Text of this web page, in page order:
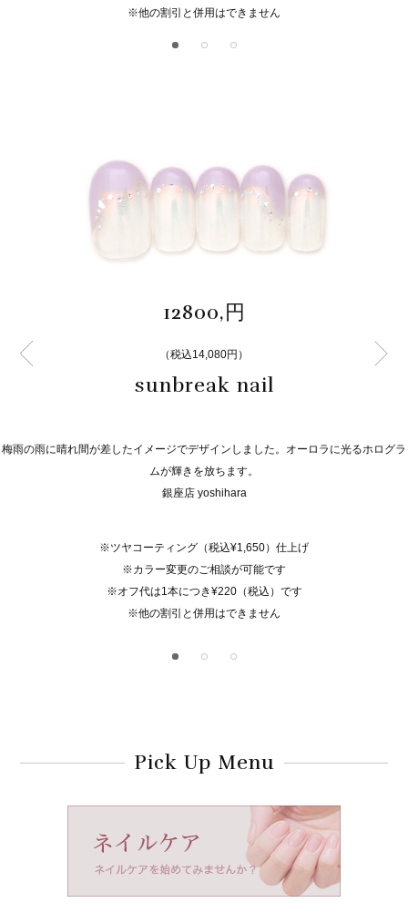
※他の割引と併用はできません
12800,円
（税込14,080円）
sunbreak nail
梅雨の雨に晴れ間が差したイメージでデザインしました。オーロラに光るホログラ
ムが輝きを放ちます。
銀座店 yoshihara
※ツヤコーティング（税込¥1,650）仕上げ
※カラー変更のご相談が可能です
※オフ代は1本につき¥220（税込）です
※他の割引と併用はできません
Pick Up Menu